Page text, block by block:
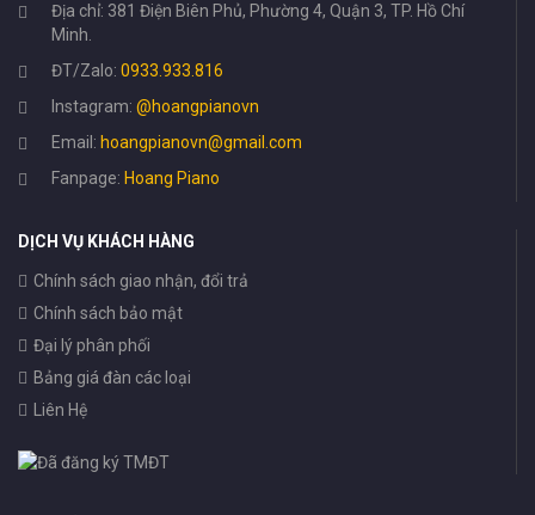
Địa chỉ: 381 Điện Biên Phủ, Phường 4, Quận 3, TP. Hồ Chí
Minh.
ĐT/Zalo: 0933.933.816
Instagram: @hoangpianovn
Email: hoangpianovn@gmail.com
Fanpage: Hoang Piano
DỊCH VỤ KHÁCH HÀNG
Chính sách giao nhận, đổi trả
Chính sách bảo mật
Đại lý phân phối
Bảng giá đàn các loại
Liên Hệ